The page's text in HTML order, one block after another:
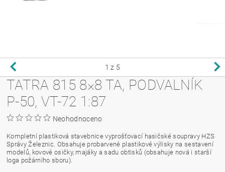
1 z 5
TATRA 815 8×8 TA, PODVALNÍK
P-50, VT-72 1:87
Neohodnoceno
Kompletní plastiková stavebnice vyprošťovací hasičské soupravy HZS
Správy Železnic. Obsahuje probarvené plastikové výlisky na sestavení
modelů, kovové osičky, majáky a sadu obtisků (obsahuje nová i starší
loga požárního sboru).